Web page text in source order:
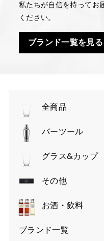
私たちが自信を持ってお
ください。
ブランド一覧を見る
全商品
バーツール
サ
メ
ニ
ー
を
グラス&カップ
サ
ブ
ニ
ュ
ー
その他
サ
ブ
メ
ニ
お酒・飲料
ブランド一覧